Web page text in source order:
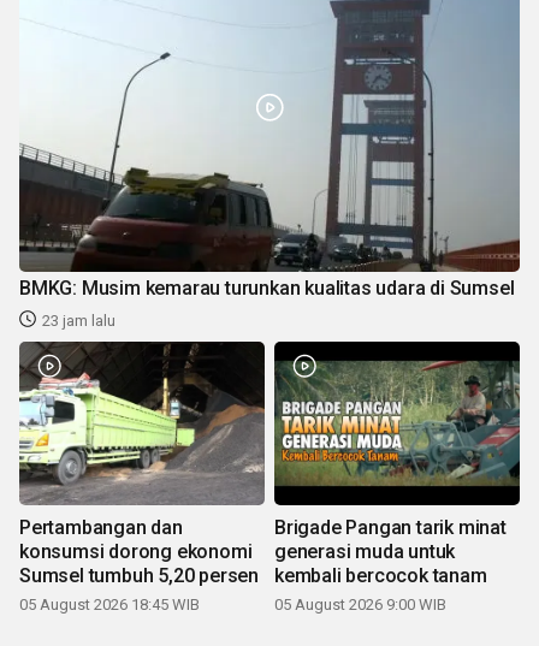
BMKG: Musim kemarau turunkan kualitas udara di Sumsel
23 jam lalu
Pertambangan dan
konsumsi dorong ekonomi
Sumsel tumbuh 5,20 persen
05 August 2026 18:45 WIB
Brigade Pangan tarik minat
generasi muda untuk
kembali bercocok tanam
05 August 2026 9:00 WIB